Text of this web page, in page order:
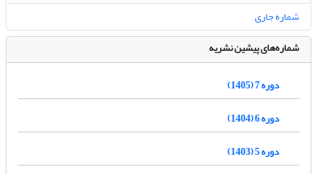
شماره جاری
شماره‌های پیشین نشریه
دوره 7 (1405)
دوره 6 (1404)
دوره 5 (1403)